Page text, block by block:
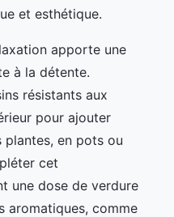
et esthétique.
apporte une
à la détente.
résistants aux
pour ajouter
en pots ou
cet
une dose de verdure
aromatiques, comme